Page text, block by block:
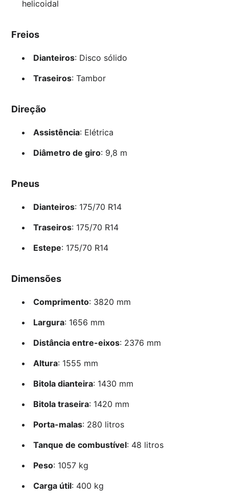
helicoidal
Freios
Dianteiros: Disco sólido
Traseiros: Tambor
Direção
Assistência: Elétrica
Diâmetro de giro: 9,8 m
Pneus
Dianteiros: 175/70 R14
Traseiros: 175/70 R14
Estepe: 175/70 R14
Dimensões
Comprimento: 3820 mm
Largura: 1656 mm
Distância entre-eixos: 2376 mm
Altura: 1555 mm
Bitola dianteira: 1430 mm
Bitola traseira: 1420 mm
Porta-malas: 280 litros
Tanque de combustível: 48 litros
Peso: 1057 kg
Carga útil: 400 kg